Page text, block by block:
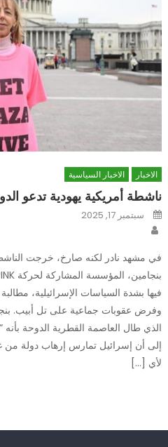
الاخبار الاخبار السياسية
ناشطة أمريكية يهودية تدعو
Posted
onسبتمبر 17, 2025
في مشهد نادر لكنه صارخ، خرجت الناشطة
فيها بشدة السياسات الإسرائيلية، مطالبة
وفرض عقوبات جماعية على تل أبيب.
الذي طال العاصمة القطرية الدوحة
إلى أن إسرائيل تمارس إرهاب دولة من
لأي […]